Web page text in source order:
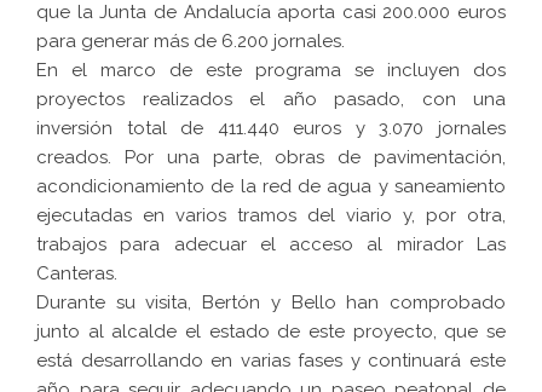
que la Junta de Andalucía aporta casi 200.000 euros
para generar más de 6.200 jornales.
En el marco de este programa se incluyen dos
proyectos realizados el año pasado, con una
inversión total de 411.440 euros y 3.070 jornales
creados. Por una parte, obras de pavimentación,
acondicionamiento de la red de agua y saneamiento
ejecutadas en varios tramos del viario y, por otra,
trabajos para adecuar el acceso al mirador Las
Canteras.
Durante su visita, Bertón y Bello han comprobado
junto al alcalde el estado de este proyecto, que se
está desarrollando en varias fases y continuará este